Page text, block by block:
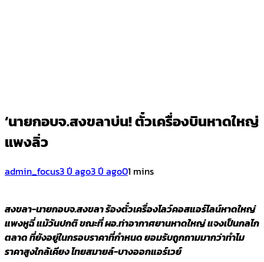
‘นายกอบจ.สงขลาบ่น! ตั๋วเครื่องบินหาดใหญ่
แพงลิ่ว
admin_focus3 ปี ago3 ปี ago01 mins
สงขลา-นายกอบจ.สงขลา ร้องตั๋วเครื่องโลว์คอสแอร์ไลน์หาดใหญ่
แพงหูฉี่ แม้วันปกติ ขณะที่ ผอ.ท่าอากาศยานหาดใหญ่ แจงเป็นกลไก
ตลาด ที่ยังอยู่ในกรอบราคาที่กำหนด ยอมรับถูกถามมากว่าทำไม
ราคาสูงใกล้เคียง ไทยสมายล์-บางออกแอร์เวย์